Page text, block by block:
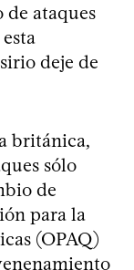
de ataques
deje de
británica,
sólo
de
para la
(OPAQ)